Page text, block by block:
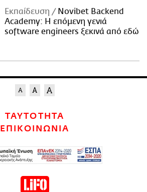
Εκπαίδευση
Novibet Backend
Academy: Η επόμενη γενιά
software engineers ξεκινά από εδώ
ΤΑΥΤΟΤΗΤΑ
ΕΠΙΚΟΙΝΩΝΙΑ